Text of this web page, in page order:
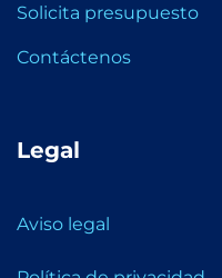
Solicita presupuesto
Contáctenos
Legal
Aviso legal